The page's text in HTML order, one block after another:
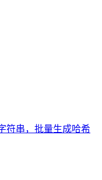
符串，批量生成哈希